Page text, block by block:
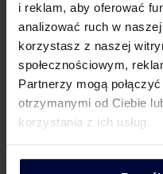
i reklam, aby oferować
analizować ruch w
korzystasz z naszej
społecznościowym,
Partnerzy mogą
otrzymanymi od Ciebie
korzystania z ich usług.
jeszcze ściślejsza niż
Zarówno wyrok
że przepisy dotyczące
na dłużej, a instytucje
podatkowe tak łatwo
i wymiany informacji.